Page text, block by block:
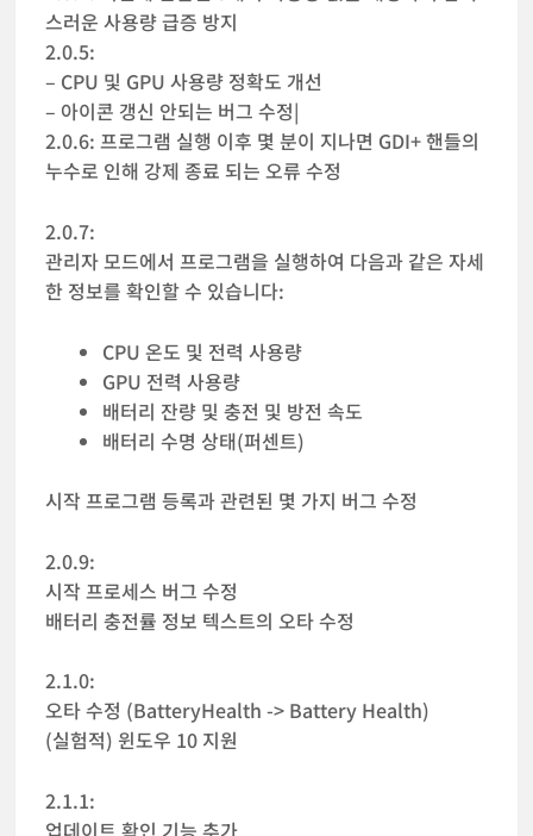
스러운 사용량 급증 방지
2.0.5:
– CPU 및 GPU 사용량 정확도 개선
– 아이콘 갱신 안되는 버그 수정|
2.0.6: 프로그램 실행 이후 몇 분이 지나면 GDI+ 핸들의
누수로 인해 강제 종료 되는 오류 수정
2.0.7:
관리자 모드에서 프로그램을 실행하여 다음과 같은 자세
한 정보를 확인할 수 있습니다:
CPU 온도 및 전력 사용량
GPU 전력 사용량
배터리 잔량 및 충전 및 방전 속도
배터리 수명 상태(퍼센트)
시작 프로그램 등록과 관련된 몇 가지 버그 수정
2.0.9:
시작 프로세스 버그 수정
배터리 충전률 정보 텍스트의 오타 수정
2.1.0:
오타 수정 (BatteryHealth -> Battery Health)
(실험적) 윈도우 10 지원
2.1.1:
업데이트 확인 기능 추가